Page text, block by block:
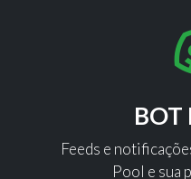
BOT
Feeds e
Pool e sua